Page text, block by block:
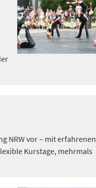
NRW vor – mit erfahrenen
Kurstage, mehrmals